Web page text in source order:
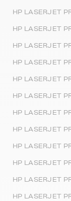
HP LASERJET
HP LASERJET
HP LASERJET
HP LASERJET
HP LASERJET
HP LASERJET
HP LASERJET
HP LASERJET
HP LASERJET
HP LASERJET
HP LASERJET
HP LASERJET